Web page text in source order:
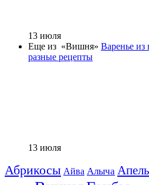
13 июля
Еще из «Вишня» Варенье из
разные рецепты
13 июля
Абрикосы Айва Алыча